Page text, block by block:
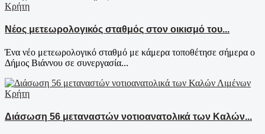
Κρήτη
Νέος μετεωρολογικός σταθμός στον οικισμό του...
Ένα νέο μετεωρολογικό σταθμό με κάμερα τοποθέτησε σήμερα ο
Δήμος Βιάννου σε συνεργασία...
Κρήτη
Διάσωση 56 μεταναστών νοτιοανατολικά των Καλών...